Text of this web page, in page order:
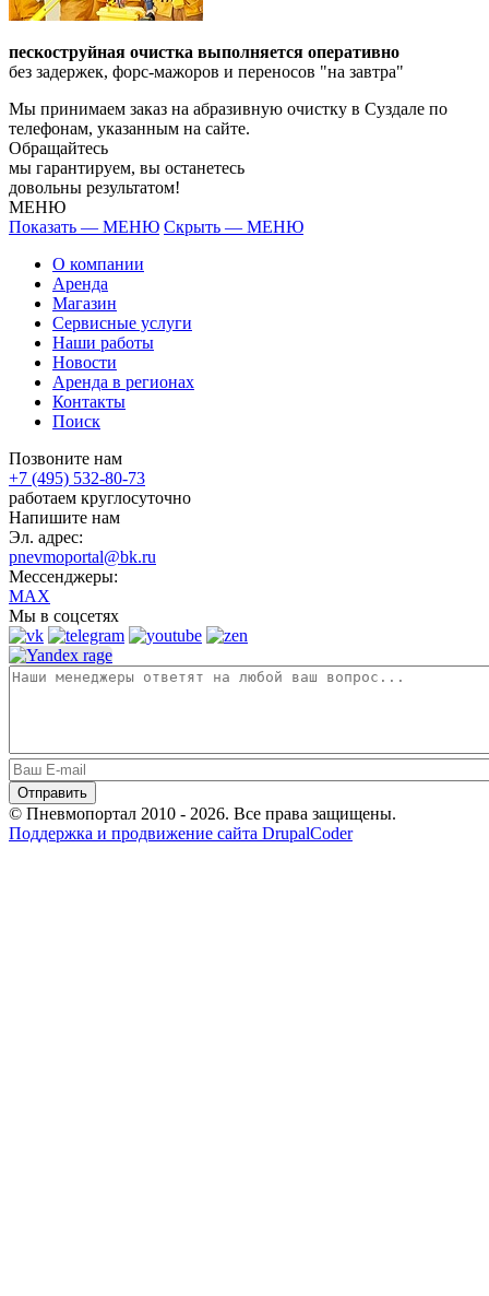
пескоструйная очистка выполняется оперативно
без задержек, форс-мажоров и переносов "на завтра"
Мы принимаем заказ на абразивную очистку в Суздале по
телефонам, указанным на сайте.
Обращайтесь
мы гарантируем, вы останетесь
довольны результатом!
МЕНЮ
Показать — МЕНЮ Скрыть — МЕНЮ
О компании
Аренда
Магазин
Сервисные услуги
Наши работы
Новости
Аренда в регионах
Контакты
Поиск
Позвоните нам
+7 (495) 532-80-73
работаем круглосуточно
Напишите нам
Эл. адрес:
pnevmoportal@bk.ru
Мессенджеры:
MAX
Мы в соцсетях
© Пневмопортал 2010 - 2026. Все права защищены.
Поддержка и продвижение сайта DrupalCoder